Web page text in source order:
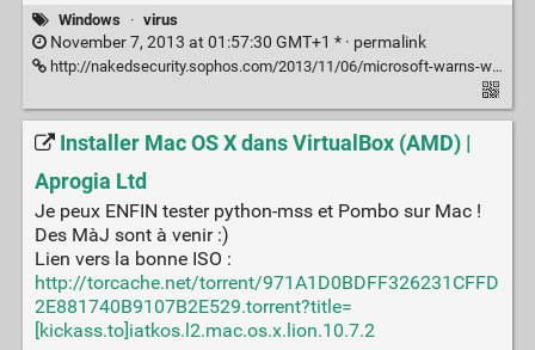
Windows · virus
November 7, 2013 at 01:57:30 GMT+1 * · permalink
http://nakedsecurity.sophos.com/2013/11/06/microsoft-warns-windows-users-of-zero-day-danger-from-booby-trapped-image-files/
Installer Mac OS X dans VirtualBox (AMD) |
Aprogia Ltd
Je peux ENFIN tester python-mss et Pombo sur Mac !
Des MàJ sont à venir :)
Lien vers la bonne ISO :
http://torcache.net/torrent/971A1D0BDFF326231CFFD
2E881740B9107B2E529.torrent?title=
[kickass.to]iatkos.l2.mac.os.x.lion.10.7.2